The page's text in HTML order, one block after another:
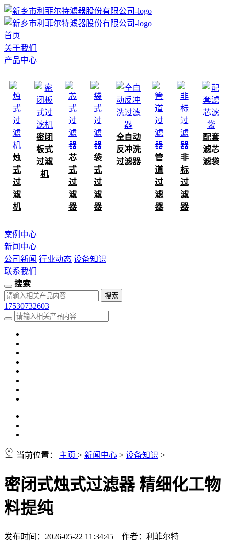
首页
关于我们
产品中心
烛
式
过
滤
机
密闭
板式
过滤
机
芯
式
过
滤
器
袋
式
过
滤
器
全自动
反冲洗
过滤器
管
道
过
滤
器
非
标
过
滤
器
配套
滤芯
滤袋
案例中心
新闻中心
公司新闻 行业动态 设备知识
联系我们
搜索
17530732603
当前位置： 主页 > 新闻中心 > 设备知识 >
密闭式烛式过滤器 精细化工物
料提纯
发布时间：2026-05-22 11:34:45 作者：利菲尔特